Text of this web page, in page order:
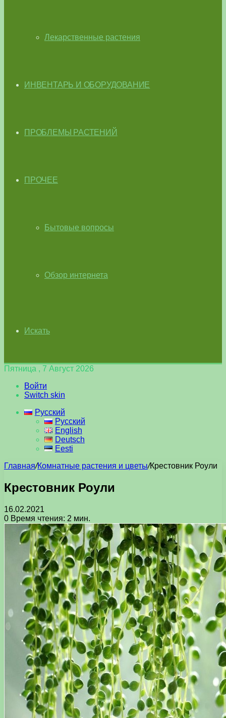
Лекарственные растения
ИНВЕНТАРЬ И ОБОРУДОВАНИЕ
ПРОБЛЕМЫ РАСТЕНИЙ
ПРОЧЕЕ
Бытовые вопросы
Обзор интернета
Искать
Пятница , 7 Август 2026
Войти
Switch skin
Русский
Русский
English
Deutsch
Eesti
Главная/Комнатные растения и цветы/Крестовник Роули
Крестовник Роули
16.02.2021
0 Время чтения: 2 мин.